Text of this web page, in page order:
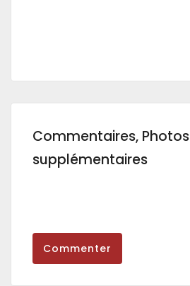
Commentaires, Photos
supplémentaires
Commenter